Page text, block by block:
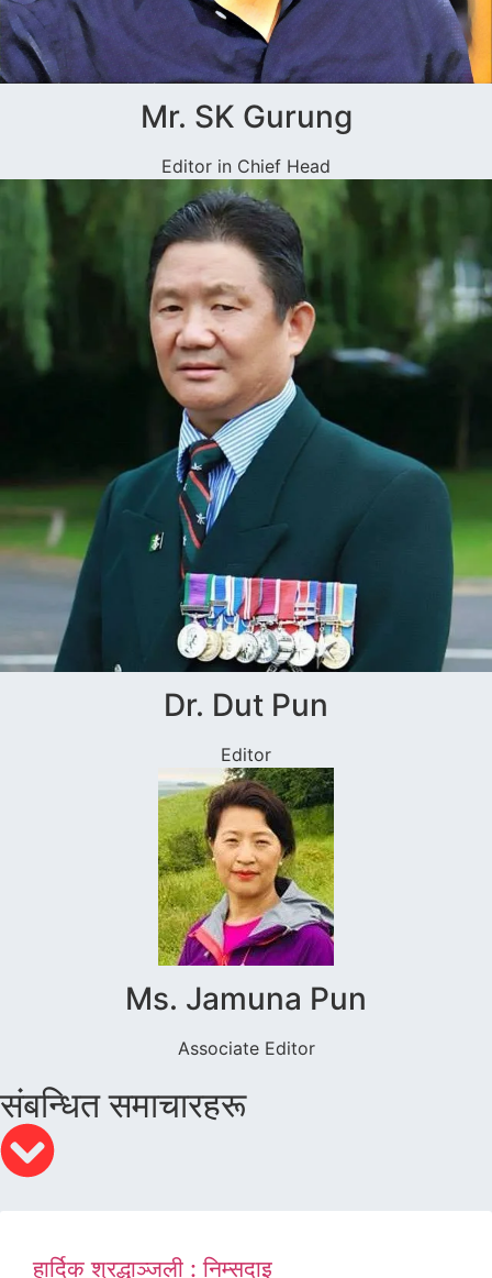
Mr. SK Gurung
Editor in Chief Head
Dr. Dut Pun
Editor
Ms. Jamuna Pun
Associate Editor
संबन्धित समाचारहरू
हार्दिक श्रद्धाञ्जली : निम्सदाइ